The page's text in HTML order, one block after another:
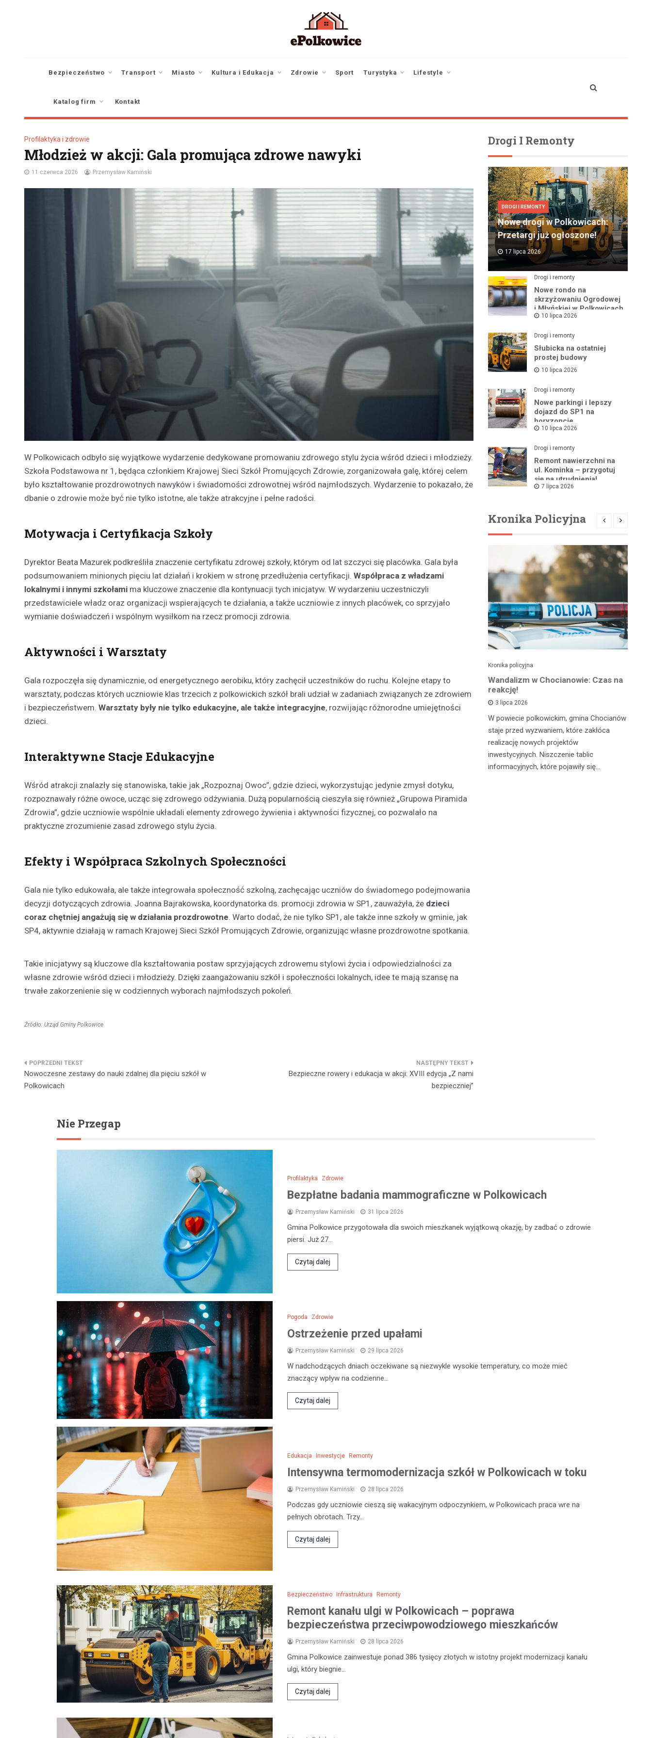
Polkowic
Bezpieczeństwo Transport Miasto Kultura i Edukacja Zdrowie Sport Turystyka Lifestyle
Katalog firm Kontakt
Profilaktyka i zdrowie
Młodzież w akcji: Gala promująca zdrowe nawyki
11 czerwca 2026 Przemysław Kamiński
W Polkowicach odbyło się wyjątkowe wydarzenie dedykowane promowaniu zdrowego stylu życia wśród dzieci i młodzieży.
Szkoła Podstawowa nr 1, będąca członkiem Krajowej Sieci Szkół Promujących Zdrowie, zorganizowała galę, której celem
było kształtowanie prozdrowotnych nawyków i świadomości zdrowotnej wśród najmłodszych. Wydarzenie to pokazało, że
dbanie o zdrowie może być nie tylko istotne, ale także atrakcyjne i pełne radości.
Motywacja i Certyfikacja Szkoły
Dyrektor Beata Mazurek podkreśliła znaczenie certyfikatu zdrowej szkoły, którym od lat szczyci się placówka. Gala była
podsumowaniem minionych pięciu lat działań i krokiem w stronę przedłużenia certyfikacji. Współpraca z władzami
lokalnymi i innymi szkołami ma kluczowe znaczenie dla kontynuacji tych inicjatyw. W wydarzeniu uczestniczyli
przedstawiciele władz oraz organizacji wspierających te działania, a także uczniowie z innych placówek, co sprzyjało
wymianie doświadczeń i wspólnym wysiłkom na rzecz promocji zdrowia.
Aktywności i Warsztaty
Gala rozpoczęła się dynamicznie, od energetycznego aerobiku, który zachęcił uczestników do ruchu. Kolejne etapy to
warsztaty, podczas których uczniowie klas trzecich z polkowickich szkół brali udział w zadaniach związanych ze zdrowiem
i bezpieczeństwem. Warsztaty były nie tylko edukacyjne, ale także integracyjne, rozwijając różnorodne umiejętności
dzieci.
Interaktywne Stacje Edukacyjne
Wśród atrakcji znalazły się stanowiska, takie jak „Rozpoznaj Owoc”, gdzie dzieci, wykorzystując jedynie zmysł dotyku,
rozpoznawały różne owoce, ucząc się zdrowego odżywiania. Dużą popularnością cieszyła się również „Grupowa Piramida
Zdrowia”, gdzie uczniowie wspólnie układali elementy zdrowego żywienia i aktywności fizycznej, co pozwalało na
praktyczne zrozumienie zasad zdrowego stylu życia.
Efekty i Współpraca Szkolnych Społeczności
Gala nie tylko edukowała, ale także integrowała społeczność szkolną, zachęcając uczniów do świadomego podejmowania
decyzji dotyczących zdrowia. Joanna Bajrakowska, koordynatorka ds. promocji zdrowia w SP1, zauważyła, że dzieci
coraz chętniej angażują się w działania prozdrowotne. Warto dodać, że nie tylko SP1, ale także inne szkoły w gminie, jak
SP4, aktywnie działają w ramach Krajowej Sieci Szkół Promujących Zdrowie, organizując własne prozdrowotne spotkania.
Takie inicjatywy są kluczowe dla kształtowania postaw sprzyjających zdrowemu stylowi życia i odpowiedzialności za
własne zdrowie wśród dzieci i młodzieży. Dzięki zaangażowaniu szkół i społeczności lokalnych, idee te mają szansę na
trwałe zakorzenienie się w codziennych wyborach najmłodszych pokoleń.
Źródło: Urząd Gminy Polkowice
Nawigacja
wpisu
Nowoczesne zestawy do nauki zdalnej dla pięciu szkół w
Polkowicach
Bezpieczne rowery i edukacja w akcji: XVIII edycja „Z nami
bezpieczniej”
Drogi I Remonty
DROGI I REMONTY
Nowe drogi w Polkowicach:
Przetargi już ogłoszone!
17 lipca 2026
Drogi i remonty
Nowe rondo na
skrzyżowaniu Ogrodowej
i Młyńskiej w Polkowicach
10 lipca 2026
Drogi i remonty
Słubicka na ostatniej
prostej budowy
10 lipca 2026
Drogi i remonty
Nowe parkingi i lepszy
dojazd do SP1 na
horyzoncie
10 lipca 2026
Drogi i remonty
Remont nawierzchni na
ul. Kominka – przygotuj
się na utrudnienia!
7 lipca 2026
Kronika Policyjna
Bracia w areszcie po brutalnym
rozboju – ofiara zaatakowana w
swoim mieszkaniu
21 kwietnia 2026
Kronika policyjna
Wandalizm w Chocianowie: Czas na
reakcję!
3 lipca 2026
W powiecie polkowickim, gmina Chocianów
staje przed wyzwaniem, które zakłóca
realizację nowych projektów
inwestycyjnych. Niszczenie tablic
informacyjnych, które pojawiły się…
Nie Przegap
Profilaktyka Zdrowie
Bezpłatne badania mammograficzne w Polkowicach
Przemysław Kamiński 31 lipca 2026
Gmina Polkowice przygotowała dla swoich mieszkanek wyjątkową okazję, by zadbać o zdrowie
piersi. Już 27…
Czytaj dalej
Pogoda Zdrowie
Ostrzeżenie przed upałami
Przemysław Kamiński 29 lipca 2026
W nadchodzących dniach oczekiwane są niezwykle wysokie temperatury, co może mieć
znaczący wpływ na codzienne…
Czytaj dalej
Edukacja Inwestycje Remonty
Intensywna termomodernizacja szkół w Polkowicach w toku
Przemysław Kamiński 28 lipca 2026
Podczas gdy uczniowie cieszą się wakacyjnym odpoczynkiem, w Polkowicach praca wre na
pełnych obrotach. Trzy…
Czytaj dalej
Bezpieczeństwo Infrastruktura Remonty
Remont kanału ulgi w Polkowicach – poprawa
bezpieczeństwa przeciwpowodziowego mieszkańców
Przemysław Kamiński 28 lipca 2026
Gmina Polkowice zainwestuje ponad 386 tysięcy złotych w istotny projekt modernizacji kanału
ulgi, który biegnie…
Czytaj dalej